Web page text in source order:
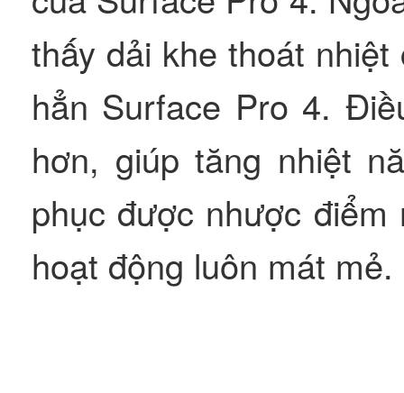
thấy dải khe thoát
hẳn Surface Pro 4.
hơn, giúp tăng nhiệt
phục được nhược
hoạt động luôn mát mẻ.